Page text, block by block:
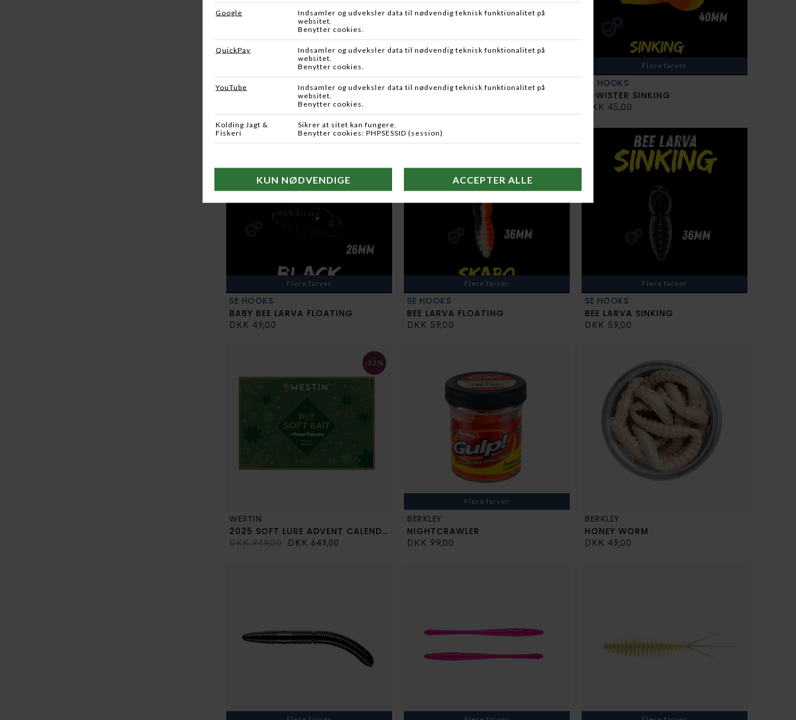
Flere farver
BERKLEY
POWERBAIT SNAKE-TONGUE
SE HOOKS
Flere farver
SE HOOKS
T-WISTER SINKING
DKK 45,00
Flere farver
SE HOOKS
BABY BEE LARVA FLOATING
DKK 49,00
Flere farver
SE HOOKS
BEE LARVA FLOATING
DKK 59,00
Flere farver
SE HOOKS
BEE LARVA SINKING
DKK 59,00
-32%
WESTIN
2025 SOFT LURE ADVENT CALENDAR
DKK 949,00 DKK 649,00
Flere farver
BERKLEY
NIGHTCRAWLER
DKK 99,00
BERKLEY
HONEY WORM
DKK 49,00